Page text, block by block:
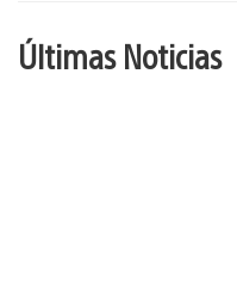
Últimas Noticias